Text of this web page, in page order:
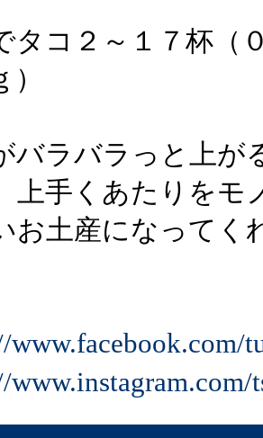
タコ２～１７杯（
バラバラっと上が
上手くあたりをモ
お土産になってく
www.facebook.com/
www.instagram.com/